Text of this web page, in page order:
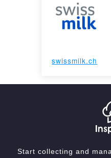
swissmilk.ch
Start collecting and